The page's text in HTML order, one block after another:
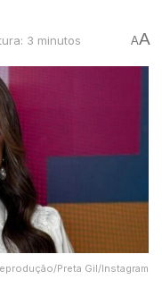
3 minutos AA
Preta Gil/Instagram